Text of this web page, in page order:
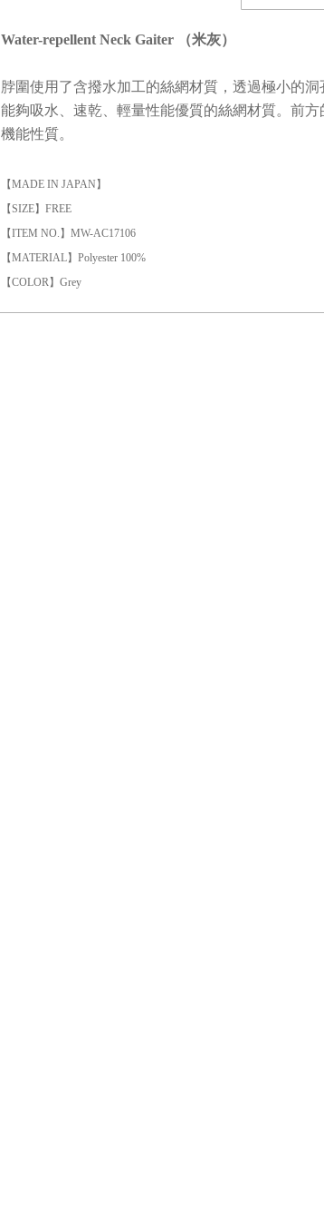
Water-repellent Neck Gaiter （米灰）
脖圍使用了含撥水加工的絲網材質，透過極小的
能夠吸水、速乾、輕量性能優質的絲網材質。前
機能性質。
【MADE IN JAPAN】
【SIZE】FREE
【ITEM NO.】MW-AC17106
【MATERIAL】Polyester 100%
【COLOR】Grey